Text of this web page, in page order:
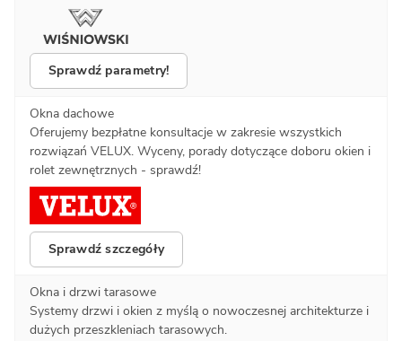
Sprawdź parametry!
Okna dachowe
Oferujemy bezpłatne konsultacje w zakresie wszystkich
rozwiązań VELUX. Wyceny, porady dotyczące doboru okien i
rolet zewnętrznych - sprawdź!
Sprawdź szczegóły
Okna i drzwi tarasowe
Systemy drzwi i okien z myślą o nowoczesnej architekturze i
dużych przeszkleniach tarasowych.